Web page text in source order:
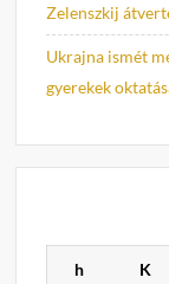
Zelenszkij
Ukrajna ismét
gyerekek
h K